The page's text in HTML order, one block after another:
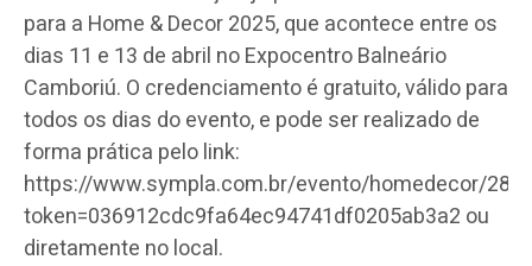
para a Home & Decor 2025, que acontece entre os
dias 11 e 13 de abril no Expocentro Balneário
Camboriú. O credenciamento é gratuito, válido para
todos os dias do evento, e pode ser realizado de
forma prática pelo link:
https://www.sympla.com.br/evento/homedecor/
token=036912cdc9fa64ec94741df0205ab3a2 ou
diretamente no local.